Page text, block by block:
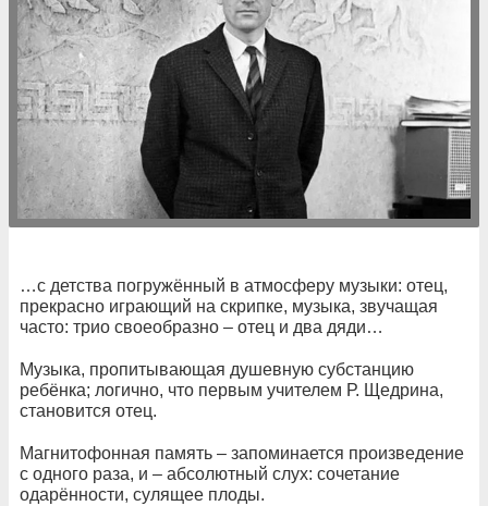
…с детства погружённый в атмосферу музыки: отец,
прекрасно играющий на скрипке, музыка, звучащая
часто: трио своеобразно – отец и два дяди…
Музыка, пропитывающая душевную субстанцию
ребёнка; логично, что первым учителем Р. Щедрина,
становится отец.
Магнитофонная память – запоминается произведение
с одного раза, и – абсолютный слух: сочетание
одарённости, сулящее плоды.